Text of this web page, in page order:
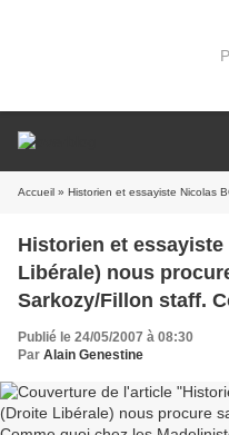
Accueil » Historien et essayiste Nicolas BONNAL (Droite Libérale) nous
Historien et
Libérale) nous
Sarkozy/Fillon staff.
Madelinistes çà
Publié le 24/05/2007 à 08:30
Par Alain Genestine